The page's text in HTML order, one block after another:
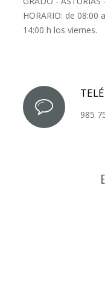
HORARIO: de 08:00
14:00 h los viernes.
985